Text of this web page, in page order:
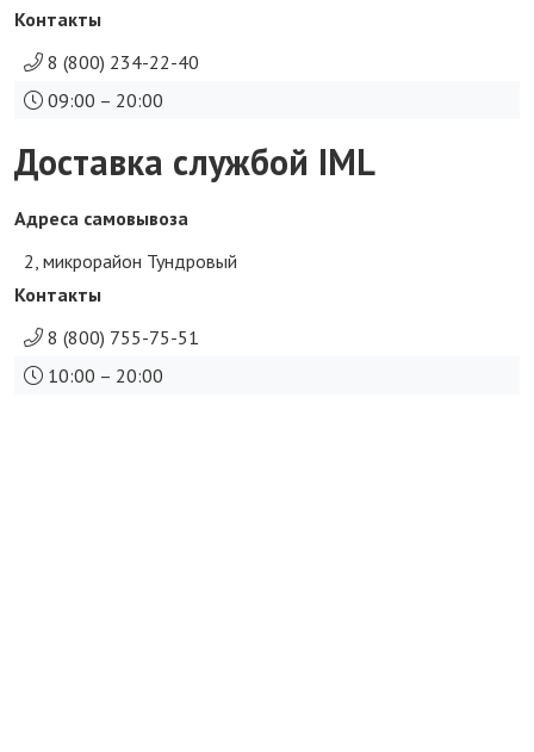
Контакты
8 (800) 234-22-40
09:00 – 20:00
Доставка службой IML
Адреса самовывоза
2, микрорайон Тундровый
Контакты
8 (800) 755-75-51
10:00 – 20:00